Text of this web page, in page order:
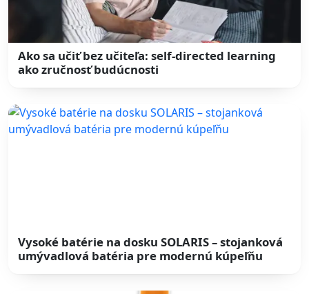
Ako sa učiť bez učiteľa: self-directed learning
ako zručnosť budúcnosti
Vysoké batérie na dosku SOLARIS – stojanková
umývadlová batéria pre modernú kúpeľňu